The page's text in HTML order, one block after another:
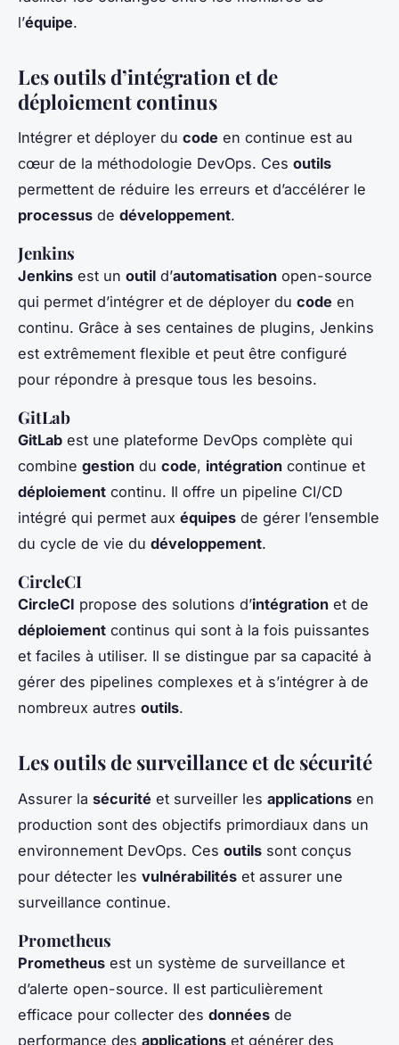
l’équipe.
Les outils d’intégration et de
déploiement continus
Intégrer et déployer du code en continue est au
cœur de la méthodologie DevOps. Ces outils
permettent de réduire les erreurs et d’accélérer le
processus de développement.
Jenkins
Jenkins est un outil d’automatisation open-source
qui permet d’intégrer et de déployer du code en
continu. Grâce à ses centaines de plugins, Jenkins
est extrêmement flexible et peut être configuré
pour répondre à presque tous les besoins.
GitLab
GitLab est une plateforme DevOps complète qui
combine gestion du code, intégration continue et
déploiement continu. Il offre un pipeline CI/CD
intégré qui permet aux équipes de gérer l’ensemble
du cycle de vie du développement.
CircleCI
CircleCI propose des solutions d’intégration et de
déploiement continus qui sont à la fois puissantes
et faciles à utiliser. Il se distingue par sa capacité à
gérer des pipelines complexes et à s’intégrer à de
nombreux autres outils.
Les outils de surveillance et de sécurité
Assurer la sécurité et surveiller les applications en
production sont des objectifs primordiaux dans un
environnement DevOps. Ces outils sont conçus
pour détecter les vulnérabilités et assurer une
surveillance continue.
Prometheus
Prometheus est un système de surveillance et
d’alerte open-source. Il est particulièrement
efficace pour collecter des données de
performance des applications et générer des